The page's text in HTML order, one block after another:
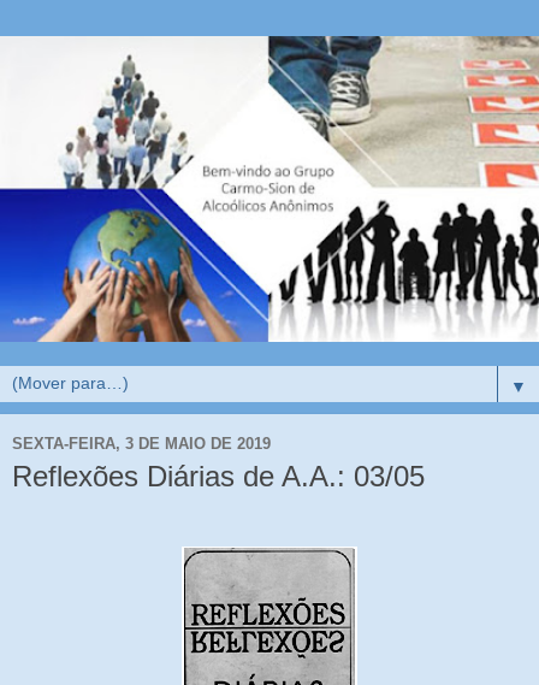
▼
SEXTA-FEIRA, 3 DE MAIO DE 2019
Reflexões Diárias de A.A.: 03/05